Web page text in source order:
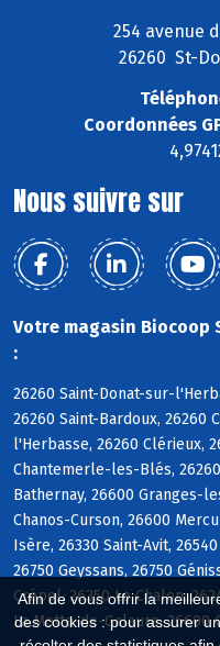
Afin de vous offrir la
des cookies : pour assurer
254 avenue
26260 St-
Coordonnées
Nous suivre sur
Votre magasin Biocoop
:
26260 Saint-Donat-sur-
26260 Saint-Bardoux, 26260
l'Herbasse, 26260 Clérieux,
Chantemerle-les-Blés,
Bathernay, 26600 Granges-
Chanos-Curson, 26600
Isère, 26330 Saint-Avit,
26750 Geyssans, 26750
Crépol, 26350 Le Chalon,
La Motte-de-Galaure, 26600